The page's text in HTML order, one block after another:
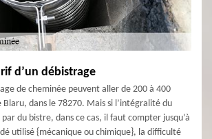
d’un débistrage
de cheminée peuvent aller de 200 à 400
Blaru, dans le 78270. Mais si l’intégralité du
du bistre, dans ce cas, il faut compter jusqu’à
utilisé {mécanique ou chimique}, la difficulté